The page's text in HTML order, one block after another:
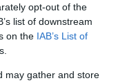
opt-out of the
list of downstream
on the IAB’s List of
may gather and store
3
Qui
connus ?
Le